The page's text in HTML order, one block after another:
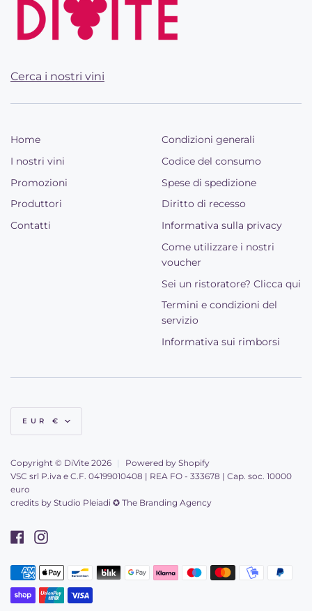
Cerca i nostri vini
Home
I nostri vini
Promozioni
Produttori
Contatti
Condizioni generali
Codice del consumo
Spese di spedizione
Diritto di recesso
Informativa sulla privacy
Come utilizzare i nostri
voucher
Sei un ristoratore? Clicca qui
Termini e condizioni del
servizio
Informativa sui rimborsi
Valuta
EUR €
Copyright © DiVite 2026 |
Powered by Shopify
VSC srl P.iva e C.F. 04199010408 | REA FO - 333678 | Cap. soc. 10000
euro
credits by Studio Pleiadi ✪ The Branding Agency
Metodi
di
American
express
Apple
pay
Bancontact